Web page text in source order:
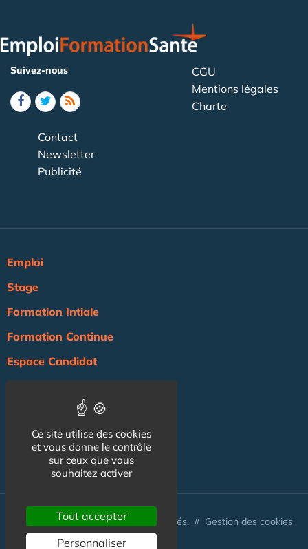
Suivez-nous
CGU
Mentions légales
Charte
Contact
Newsletter
Publicité
Emploi
Stage
Formation Intiale
Formation Continue
Espace Candidat
Agenda
NOS AUTRES SITES :
© Australis 2026 - Tous droits réservés. // Gestion des cookies
Ce site utilise des cookies
et vous donne le contrôle
sur ceux que vous
souhaitez activer
Tout accepter
Personnaliser